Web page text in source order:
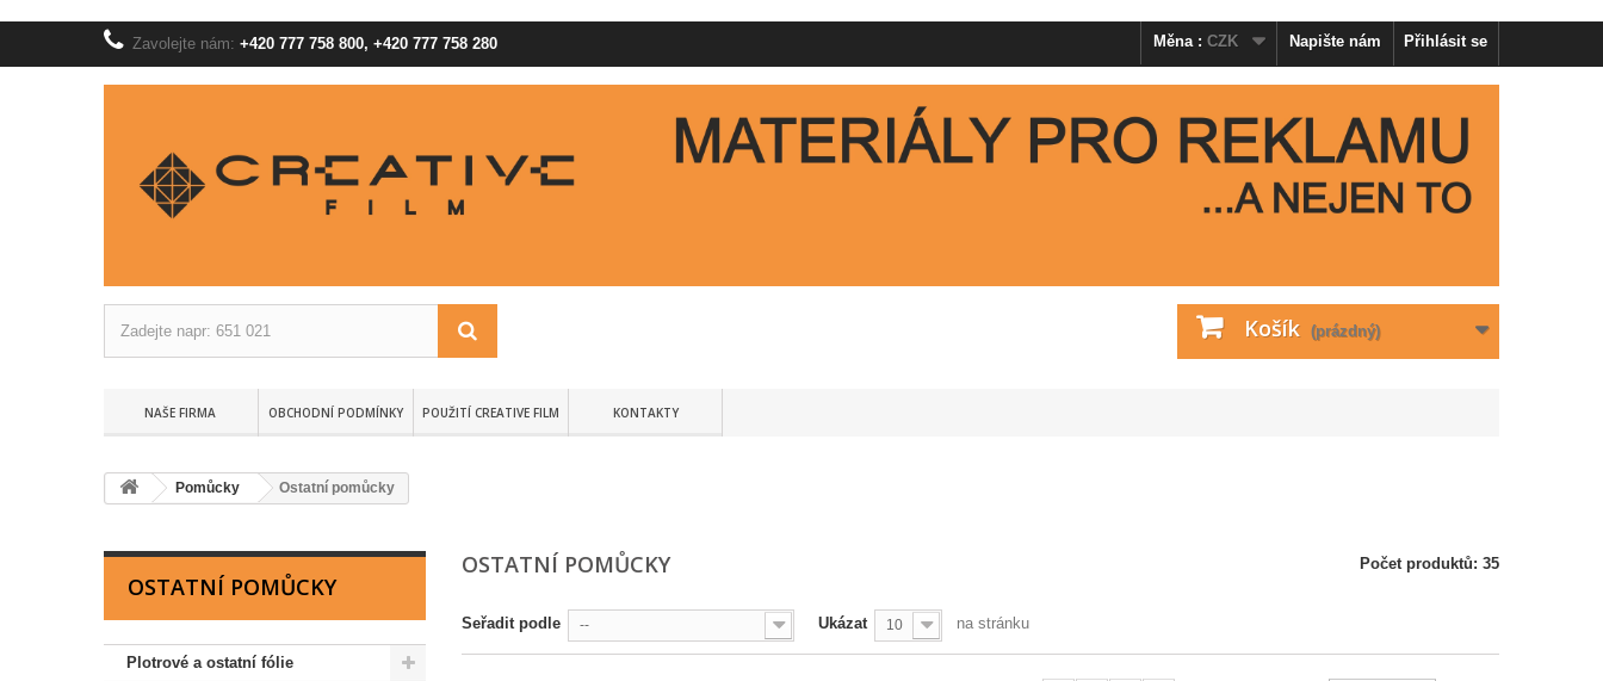
Přihlásit se
Napište nám
Zavolejte nám: +420 777 758 800, +420 777 758 280 Měna : CZK
Košík (prázdný)
NAŠE FIRMA OBCHODNÍ PODMÍNKY POUŽITÍ CREATIVE FILM KONTAKTY
Pomůcky Ostatní pomůcky
OSTATNÍ POMŮCKY
Plotrové a ostatní fólie
OSTATNÍ POMŮCKY Počet produktů: 35
Seřadit podle -- Ukázat 10 na stránku